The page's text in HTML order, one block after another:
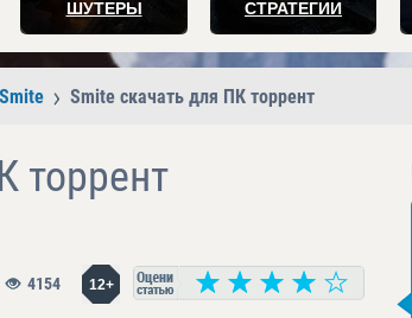
ШУТЕРЫ СТРАТЕГИИ
Smite скачать для ПК торрент
торрент
12+
4154